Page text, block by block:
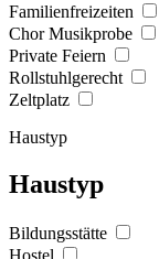
Familienfreizeiten
Chor Musikprobe
Private Feiern
Rollstuhlgerecht
Zeltplatz
Haustyp
Haustyp
Bildungsstätte
Hostel